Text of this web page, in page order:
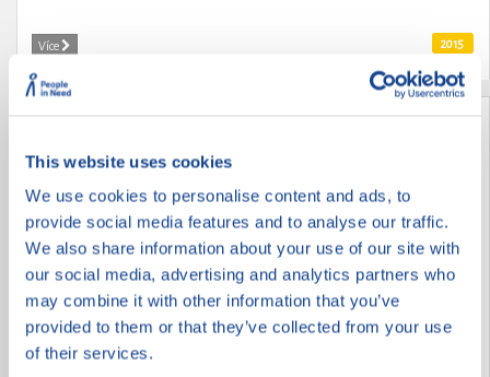
This website uses cookies
We use cookies to personalise content and ads, to
provide social media features and to analyse our traffic.
We also share information about your use of our site with
our social media, advertising and analytics partners who
may combine it with other information that you’ve
provided to them or that they’ve collected from your use
of their services.
Více 2015